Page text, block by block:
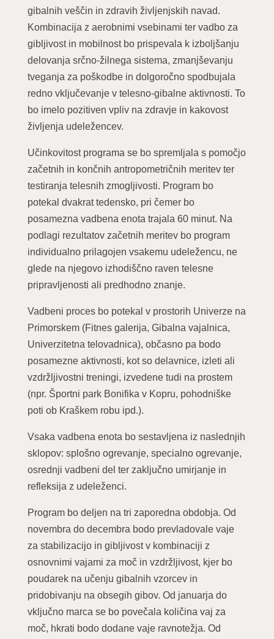
gibalnih veščin in zdravih življenjskih navad.
Kombinacija z aerobnimi vsebinami ter vadbo za
gibljivost in mobilnost bo prispevala k izboljšanju
delovanja srčno-žilnega sistema, zmanjševanju
tveganja za poškodbe in dolgoročno spodbujala
redno vključevanje v telesno-gibalne aktivnosti. To
bo imelo pozitiven vpliv na zdravje in kakovost
življenja udeležencev.
Učinkovitost programa se bo spremljala s pomočjo
začetnih in končnih antropometričnih meritev ter
testiranja telesnih zmogljivosti. Program bo
potekal dvakrat tedensko, pri čemer bo
posamezna vadbena enota trajala 60 minut. Na
podlagi rezultatov začetnih meritev bo program
individualno prilagojen vsakemu udeležencu, ne
glede na njegovo izhodiščno raven telesne
pripravljenosti ali predhodno znanje.
Vadbeni proces bo potekal v prostorih Univerze na
Primorskem (Fitnes galerija, Gibalna vajalnica,
Univerzitetna telovadnica), občasno pa bodo
posamezne aktivnosti, kot so delavnice, izleti ali
vzdržljivostni treningi, izvedene tudi na prostem
(npr. Športni park Bonifika v Kopru, pohodniške
poti ob Kraškem robu ipd.).
Vsaka vadbena enota bo sestavljena iz naslednjih
sklopov: splošno ogrevanje, specialno ogrevanje,
osrednji vadbeni del ter zaključno umirjanje in
refleksija z udeleženci.
Program bo deljen na tri zaporedna obdobja. Od
novembra do decembra bodo prevladovale vaje
za stabilizacijo in gibljivost v kombinaciji z
osnovnimi vajami za moč in vzdržljivost, kjer bo
poudarek na učenju gibalnih vzorcev in
pridobivanju na obsegih gibov. Od januarja do
vključno marca se bo povečala količina vaj za
moč, hkrati bodo dodane vaje ravnotežja. Od